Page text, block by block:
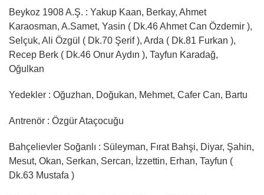
Beykoz 1908 A.Ş. : Yakup Kaan, Berkay, Ahmet
Karaosman, A.Samet, Yasin ( Dk.46 Ahmet Can Özdemir ),
Selçuk, Ali Özgül ( Dk.70 Şerif ), Arda ( Dk.81 Furkan ),
Recep Berk ( Dk.46 Onur Aydın ), Tayfun Karadağ,
Oğulkan
Yedekler : Oğuzhan, Doğukan, Mehmet, Cafer Can, Bartu
Antrenör : Özgür Ataçocuğu
Bahçelievler Soğanlı : Süleyman, Fırat Bahşi, Diyar, Şahin,
Mesut, Okan, Serkan, Sercan, İzzettin, Erhan, Tayfun (
Dk.63 Mustafa )